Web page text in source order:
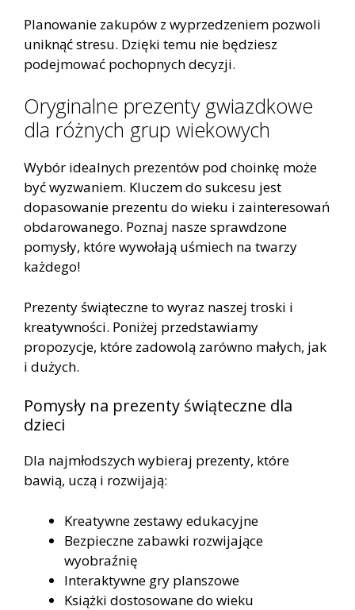
Planowanie zakupów z wyprzedzeniem pozwoli
uniknąć stresu. Dzięki temu nie będziesz
podejmować pochopnych decyzji.
Oryginalne prezenty gwiazdkowe
dla różnych grup wiekowych
Wybór idealnych prezentów pod choinkę może
być wyzwaniem. Kluczem do sukcesu jest
dopasowanie prezentu do wieku i zainteresowań
obdarowanego. Poznaj nasze sprawdzone
pomysły, które wywołają uśmiech na twarzy
każdego!
Prezenty świąteczne to wyraz naszej troski i
kreatywności. Poniżej przedstawiamy
propozycje, które zadowolą zarówno małych, jak
i dużych.
Pomysły na prezenty świąteczne dla
dzieci
Dla najmłodszych wybieraj prezenty, które
bawią, uczą i rozwijają:
Kreatywne zestawy edukacyjne
Bezpieczne zabawki rozwijające
wyobraźnię
Interaktywne gry planszowe
Książki dostosowane do wieku